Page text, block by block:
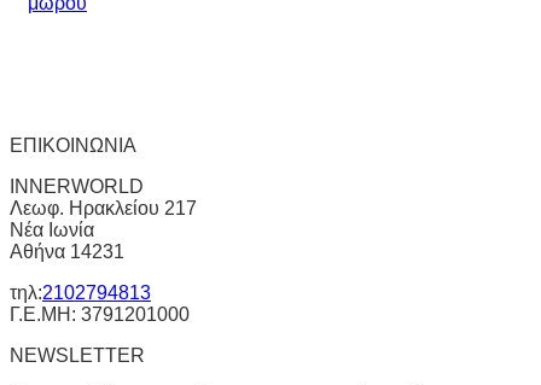
ΕΠΙΚΟΙΝΩΝΙΑ
INNERWORLD
Λεωφ. Ηρακλείου 217
Νέα Ιωνία
Αθήνα 14231
τηλ:2102794813
Γ.Ε.ΜΗ: 3791201000
NEWSLETTER